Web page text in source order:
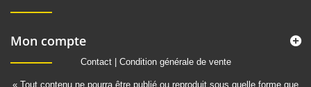
Contact| Condition générale de vente
« Tout contenu ne pourra être publié ou reproduit sous quelle forme que
Mon compte